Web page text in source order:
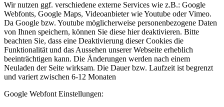
Wir nutzen ggf. verschiedene externe Services wie z.B.: Google
Webfonts, Google Maps, Videoanbieter wie Youtube oder Vimeo.
Da Google bzw. Youtube möglicherweise personenbezogene Daten
von Ihnen speichern, können Sie diese hier deaktivieren. Bitte
beachten Sie, dass eine Deaktivierung dieser Cookies die
Funktionalität und das Aussehen unserer Webseite erheblich
beeinträchtigen kann. Die Änderungen werden nach einem
Neuladen der Seite wirksam. Die Dauer bzw. Laufzeit ist begrenzt
und variert zwischen 6-12 Monaten
Google Webfont Einstellungen: